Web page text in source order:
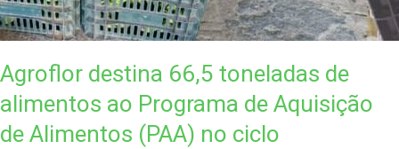
Agroflor destina 66,5 toneladas de
alimentos ao Programa de Aquisição
de Alimentos (PAA) no ciclo